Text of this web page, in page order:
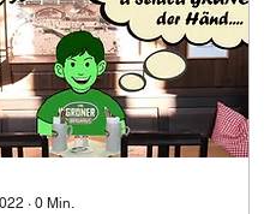
∙ 0 Min.